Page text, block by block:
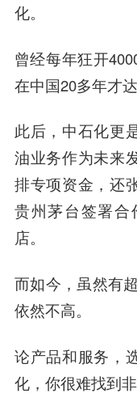
化。
曾经每年狂开
在中国20多年才
此后，中石化更
油业务作为未来
排专项资金，还
贵州茅台签署合
店。
而如今，虽然有
依然不高。
论产品和服务，
化，你很难找到